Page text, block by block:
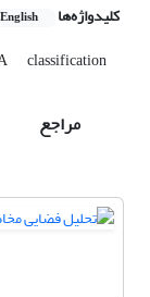
کلیدواژه‌ها English
classification
مراجع